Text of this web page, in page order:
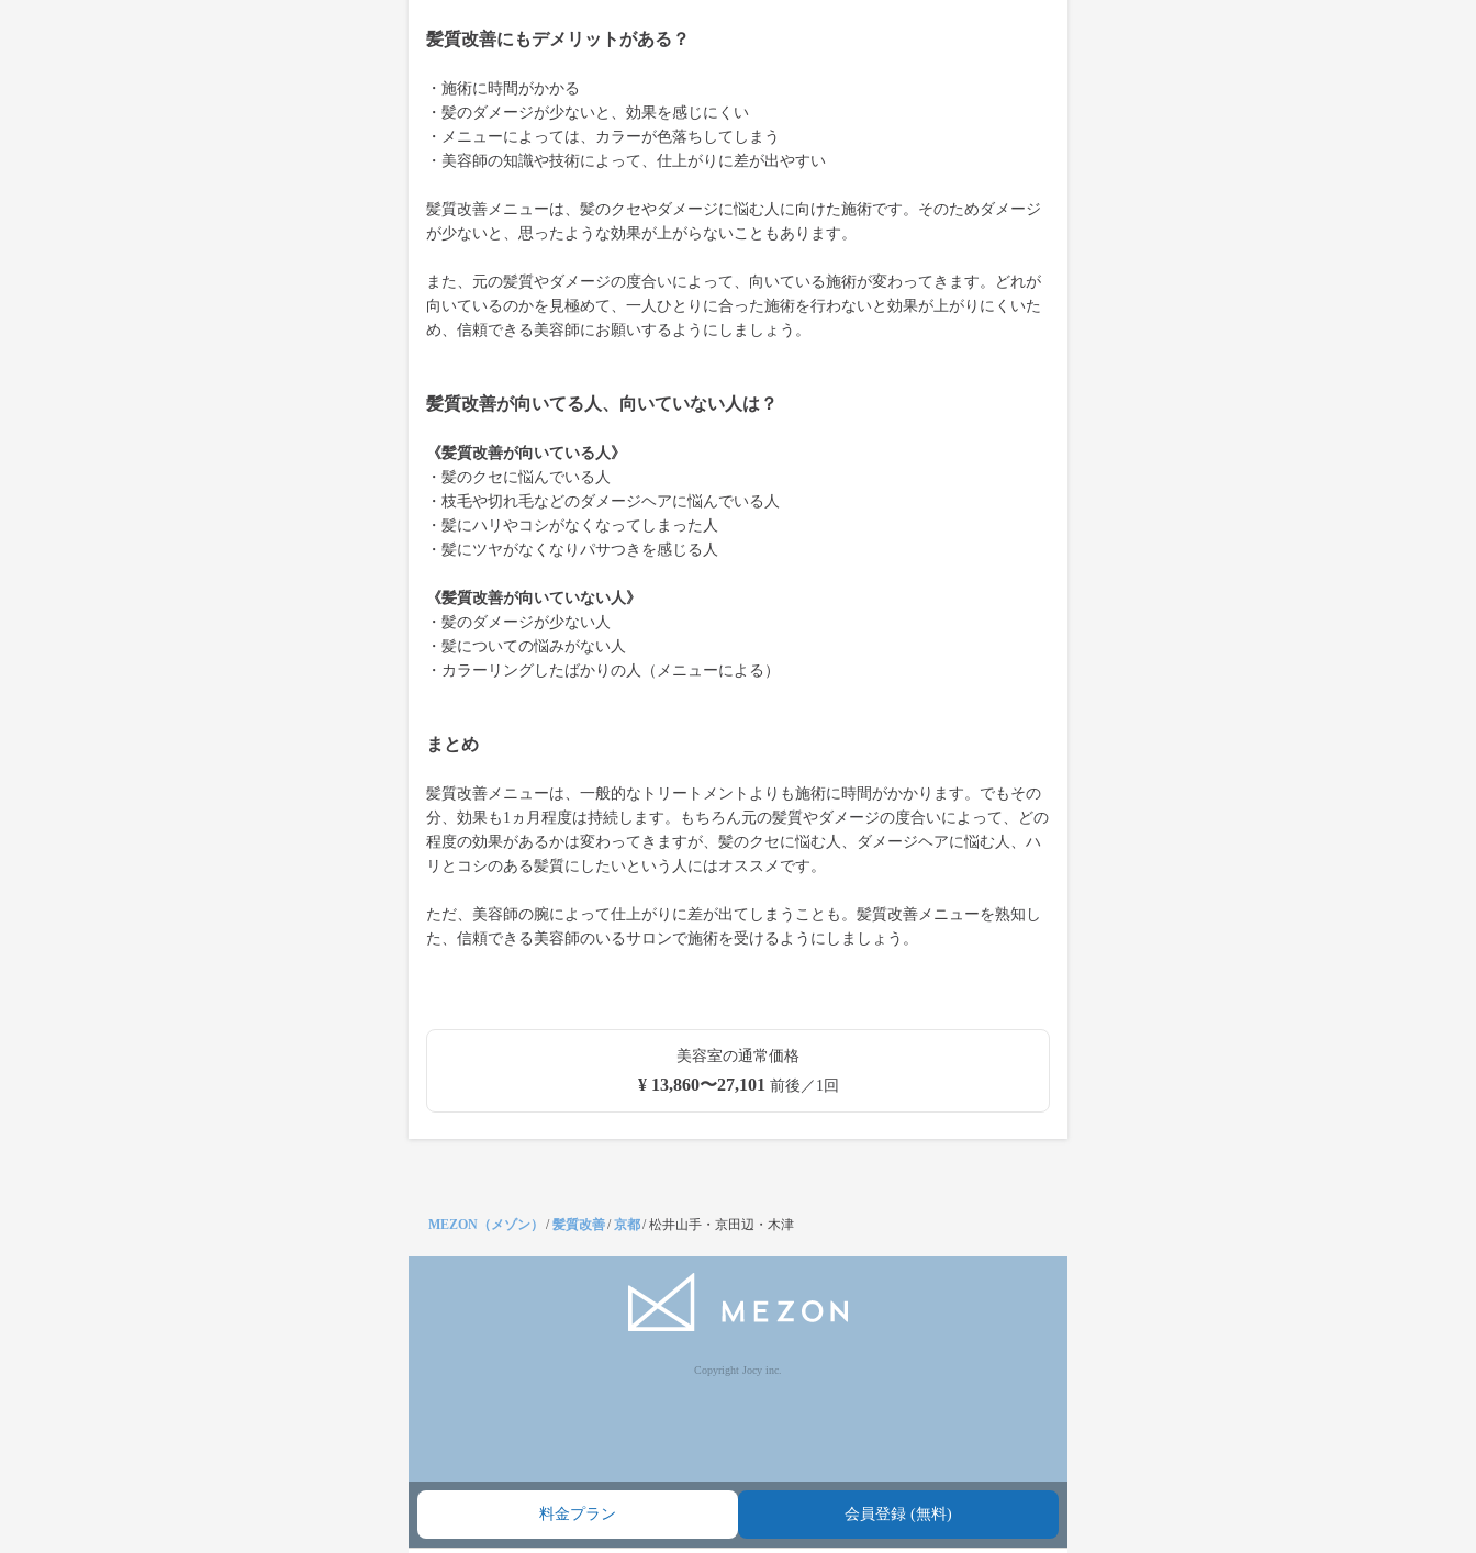
髪質改善にもデメリットがある？
・施術に時間がかかる
・髪のダメージが少ないと、効果を感じにくい
・メニューによっては、カラーが色落ちしてしまう
・美容師の知識や技術によって、仕上がりに差が出やすい
髪質改善メニューは、髪のクセやダメージに悩む人に向けた施術です。そのためダメージ
が少ないと、思ったような効果が上がらないこともあります。
また、元の髪質やダメージの度合いによって、向いている施術が変わってきます。どれが
向いているのかを見極めて、一人ひとりに合った施術を行わないと効果が上がりにくいた
め、信頼できる美容師にお願いするようにしましょう。
髪質改善が向いてる人、向いていない人は？
《髪質改善が向いている人》
・髪のクセに悩んでいる人
・枝毛や切れ毛などのダメージヘアに悩んでいる人
・髪にハリやコシがなくなってしまった人
・髪にツヤがなくなりパサつきを感じる人
《髪質改善が向いていない人》
・髪のダメージが少ない人
・髪についての悩みがない人
・カラーリングしたばかりの人（メニューによる）
まとめ
髪質改善メニューは、一般的なトリートメントよりも施術に時間がかかります。でもその
分、効果も1ヵ月程度は持続します。もちろん元の髪質やダメージの度合いによって、どの
程度の効果があるかは変わってきますが、髪のクセに悩む人、ダメージヘアに悩む人、ハ
リとコシのある髪質にしたいという人にはオススメです。
ただ、美容師の腕によって仕上がりに差が出てしまうことも。髪質改善メニューを熟知し
た、信頼できる美容師のいるサロンで施術を受けるようにしましょう。
美容室の通常価格
¥ 13,860〜27,101 前後／1回
料金プラン 会員登録 (無料)
MEZON（メゾン） /髪質改善/京都/松井山手・京田辺・木津
Copyright Jocy inc.